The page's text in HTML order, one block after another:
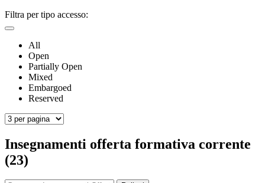
Filtra per tipo accesso:
All
Open
Partially Open
Mixed
Embargoed
Reserved
Insegnamenti offerta formativa corrente
(23)